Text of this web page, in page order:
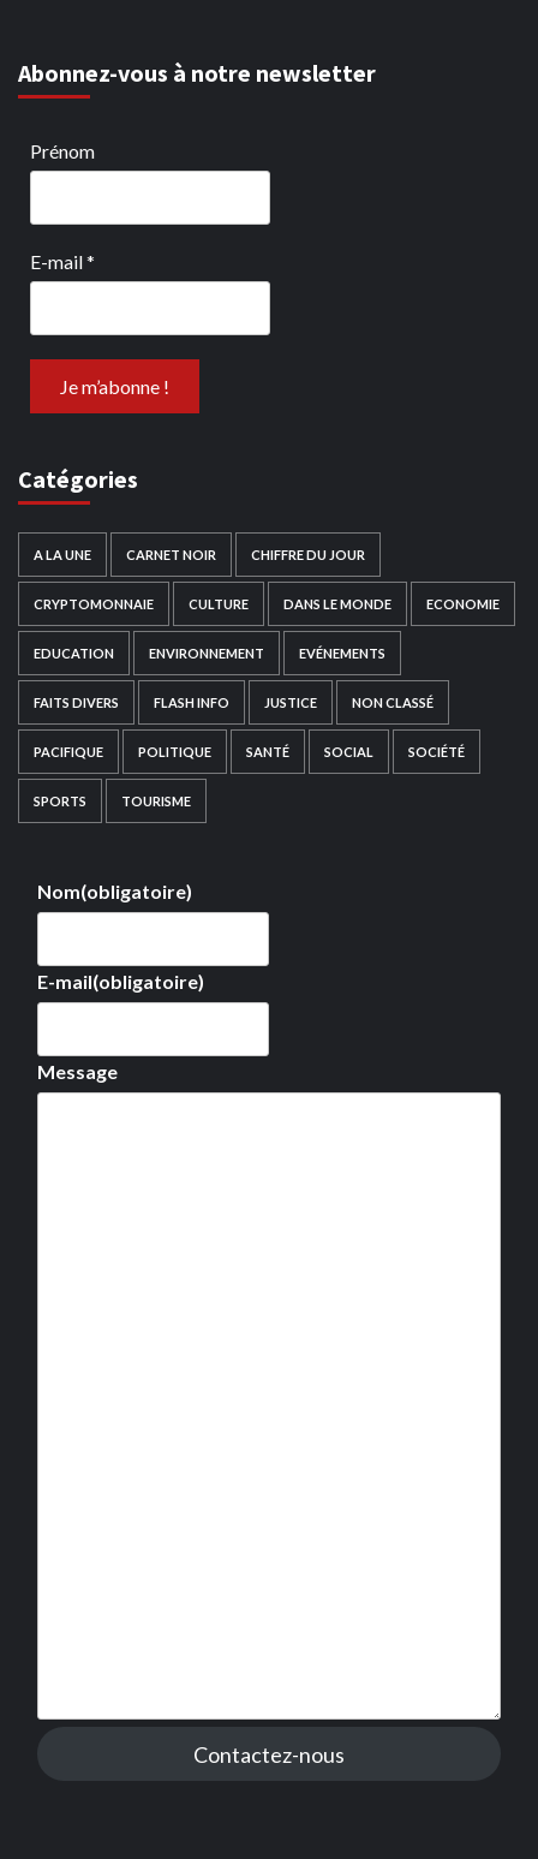
Abonnez-vous à notre newsletter
Prénom
E-mail*
Catégories
A LA UNE CARNET NOIR CHIFFRE DU JOUR
CRYPTOMONNAIE CULTURE DANS LE MONDE ECONOMIE
EDUCATION ENVIRONNEMENT EVÉNEMENTS
FAITS DIVERS FLASH INFO JUSTICE NON CLASSÉ
PACIFIQUE POLITIQUE SANTÉ SOCIAL SOCIÉTÉ
SPORTS TOURISME
Nom(obligatoire)
E-mail(obligatoire)
Message
Contactez-nous